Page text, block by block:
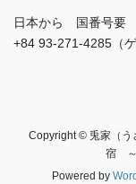
日本から 国番号要
+84 93-271-4285（
Copyright © 兎家（う
宿 ～
Powered by